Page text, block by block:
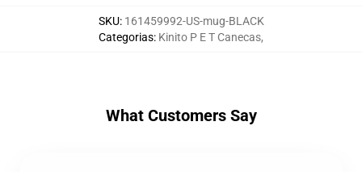
SKU: 161459992-US-mug-BLACK
Categorias: Kinito P E T Canecas,
What Customers Say